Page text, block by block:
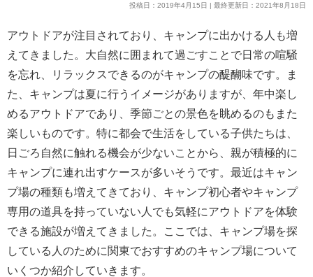
投稿日：2019年4月15日 | 最終更新日：2021年8月18日
アウトドアが注目されており、キャンプに出かける人も増
えてきました。大自然に囲まれて過ごすことで日常の喧騒
を忘れ、リラックスできるのがキャンプの醍醐味です。ま
た、キャンプは夏に行うイメージがありますが、年中楽し
めるアウトドアであり、季節ごとの景色を眺めるのもまた
楽しいものです。特に都会で生活をしている子供たちは、
日ごろ自然に触れる機会が少ないことから、親が積極的に
キャンプに連れ出すケースが多いそうです。最近はキャン
プ場の種類も増えてきており、キャンプ初心者やキャンプ
専用の道具を持っていない人でも気軽にアウトドアを体験
できる施設が増えてきました。ここでは、キャンプ場を探
している人のために関東でおすすめのキャンプ場について
いくつか紹介していきます。